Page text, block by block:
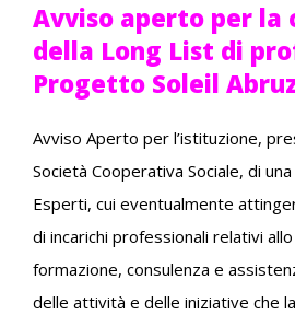
Avviso aperto per la
della Long List di
Progetto Soleil
Avviso Aperto per l’istituzione,
Società Cooperativa Sociale, di
Esperti, cui eventualmente
di incarichi professionali relativi
formazione, consulenza e
delle attività e delle iniziative che